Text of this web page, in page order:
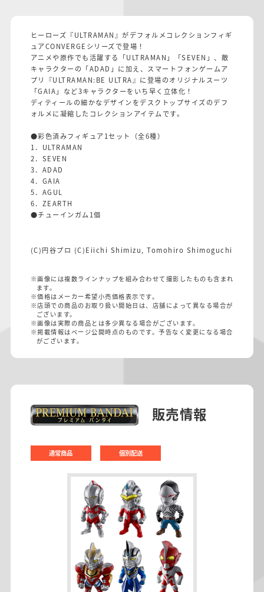
ヒーローズ『ULTRAMAN』がデフォルメコレクションフィギ
ュアCONVERGEシリーズで登場！
アニメや原作でも活躍する「ULTRAMAN」「SEVEN」、敵
キャラクターの「ADAD」に加え、スマートフォンゲームア
プリ『ULTRAMAN:BE ULTRA』に登場のオリジナルスーツ
「GAIA」など3キャラクターをいち早く立体化！
ディティールの細かなデザインをデスクトップサイズのデフ
ォルメに凝縮したコレクションアイテムです。
●彩色済みフィギュア1セット（全6種）
1．ULTRAMAN
2．SEVEN
3．ADAD
4．GAIA
5．AGUL
6．ZEARTH
●チューインガム1個
(C)円谷プロ (C)Eiichi Shimizu, Tomohiro Shimoguchi
※画像には複数ラインナップを組み合わせて撮影したものも含まれ
ます。
※価格はメーカー希望小売価格表示です。
※店頭での商品のお取り扱い開始日は、店舗によって異なる場合が
ございます。
※画像は実際の商品とは多少異なる場合がございます。
※掲載情報はページ公開時点のものです。予告なく変更になる場合
がございます。
販売情報
通常商品 個別配送